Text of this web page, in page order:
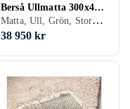
Berså Ullmatta 300x400
cm, Birch Green Ull Matta, Ull, Grön, Stora mattor
38 950 kr